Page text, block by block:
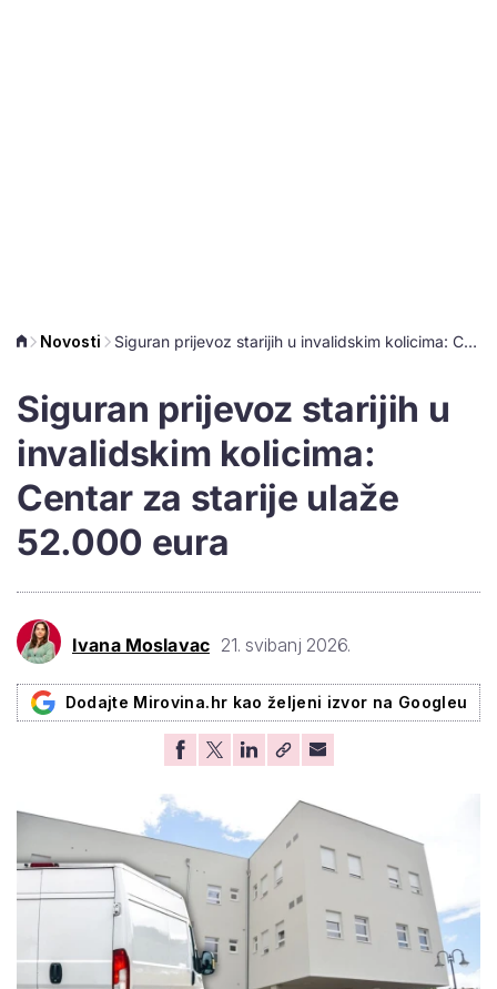
Novosti Siguran prijevoz starijih u invalidskim kolicima: Centar za starije ulaže 52.000 eura
Siguran prijevoz starijih u
invalidskim kolicima:
Centar za starije ulaže
52.000 eura
Ivana Moslavac 21. svibanj 2026.
Dodajte Mirovina.hr kao željeni izvor na Googleu